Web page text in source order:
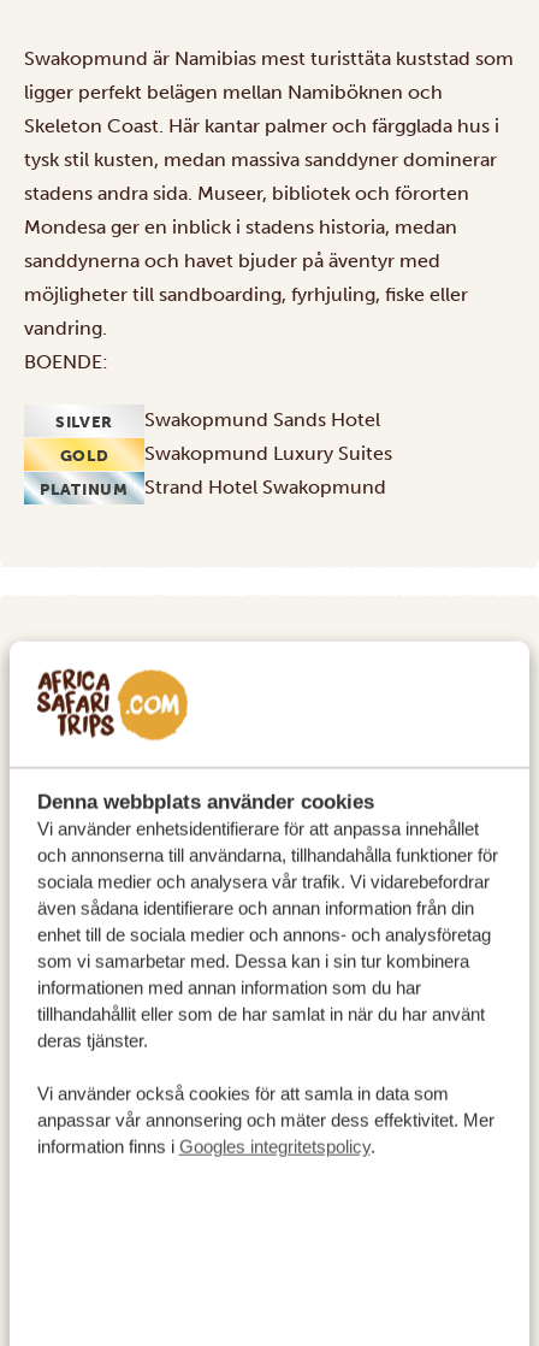
Denna webbplats använder cookies
Vi använder enhetsidentifierare för att anpassa innehållet
och annonserna till användarna, tillhandahålla funktioner för
sociala medier och analysera vår trafik. Vi vidarebefordrar
även sådana identifierare och annan information från din
enhet till de sociala medier och annons- och analysföretag
som vi samarbetar med. Dessa kan i sin tur kombinera
informationen med annan information som du har
tillhandahållit eller som de har samlat in när du har använt
deras tjänster.
Vi använder också cookies för att samla in data som
anpassar vår annonsering och mäter dess effektivitet. Mer
information finns i Googles integritetspolicy.
Swakopmund är Namibias mest turisttäta kuststad som
ligger perfekt belägen mellan Namiböknen och
Skeleton Coast. Här kantar palmer och färgglada hus i
tysk stil kusten, medan massiva sanddyner dominerar
stadens andra sida. Museer, bibliotek och förorten
Mondesa ger en inblick i stadens historia, medan
sanddynerna och havet bjuder på äventyr med
möjligheter till sandboarding, fyrhjuling, fiske eller
vandring.
BOENDE:
SILVER Swakopmund Sands Hotel
GOLD Swakopmund Luxury Suites
PLATINUM Strand Hotel Swakopmund
DAG 4
SWAKOPMUND
Swakopmund
Swakopmund är Namibias mest turisttäta kuststad som